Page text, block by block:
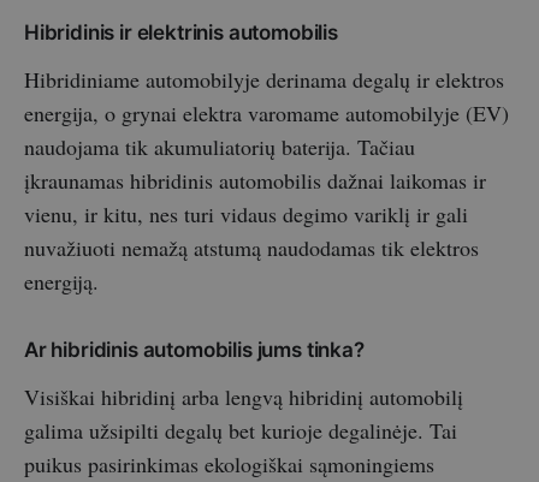
Hibridinis ir elektrinis automobilis
Hibridiniame automobilyje derinama degalų ir elektros
energija, o grynai elektra varomame automobilyje (EV)
naudojama tik akumuliatorių baterija. Tačiau
įkraunamas hibridinis automobilis dažnai laikomas ir
vienu, ir kitu, nes turi vidaus degimo variklį ir gali
nuvažiuoti nemažą atstumą naudodamas tik elektros
energiją.
Ar hibridinis automobilis jums tinka?
Visiškai hibridinį arba lengvą hibridinį automobilį
galima užsipilti degalų bet kurioje degalinėje. Tai
puikus pasirinkimas ekologiškai sąmoningiems